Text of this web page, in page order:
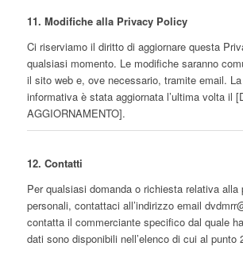
11. Modifiche alla Privacy Policy
Ci riserviamo il diritto di aggiornare questa
qualsiasi momento. Le modifiche saranno
il sito web e, ove necessario, tramite email.
informativa è stata aggiornata l’ultima volta il
AGGIORNAMENTO].
12. Contatti
Per qualsiasi domanda o richiesta relativa alla
personali, contattaci all’indirizzo email
contatta il commerciante specifico dal quale
dati sono disponibili nell’elenco di cui al punto